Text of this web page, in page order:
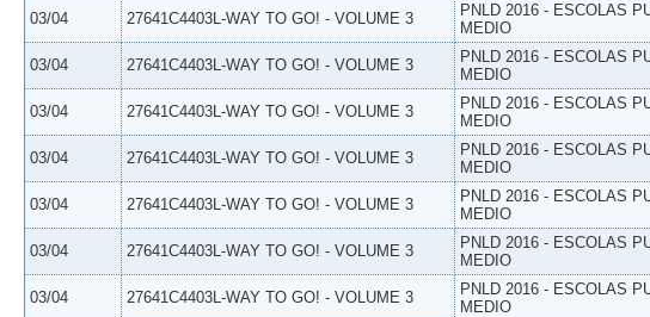
03/04 27641C4403L-WAY TO GO! - VOLUME 3
PNLD 2016 - ESCOLAS
MEDIO
03/04 27641C4403L-WAY TO GO! - VOLUME 3
PNLD 2016 - ESCOLAS
MEDIO
03/04 27641C4403L-WAY TO GO! - VOLUME 3
PNLD 2016 - ESCOLAS
MEDIO
03/04 27641C4403L-WAY TO GO! - VOLUME 3
PNLD 2016 - ESCOLAS
MEDIO
03/04 27641C4403L-WAY TO GO! - VOLUME 3
PNLD 2016 - ESCOLAS
MEDIO
03/04 27641C4403L-WAY TO GO! - VOLUME 3
PNLD 2016 - ESCOLAS
MEDIO
03/04 27641C4403L-WAY TO GO! - VOLUME 3
PNLD 2016 - ESCOLAS
MEDIO